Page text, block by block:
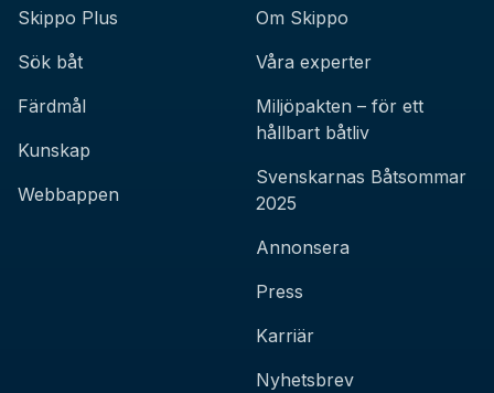
Skippo Plus
Sök båt
Färdmål
Kunskap
Webbappen
Om Skippo
Våra experter
Miljöpakten – för ett
hållbart båtliv
Svenskarnas Båtsommar
2025
Annonsera
Press
Karriär
Nyhetsbrev